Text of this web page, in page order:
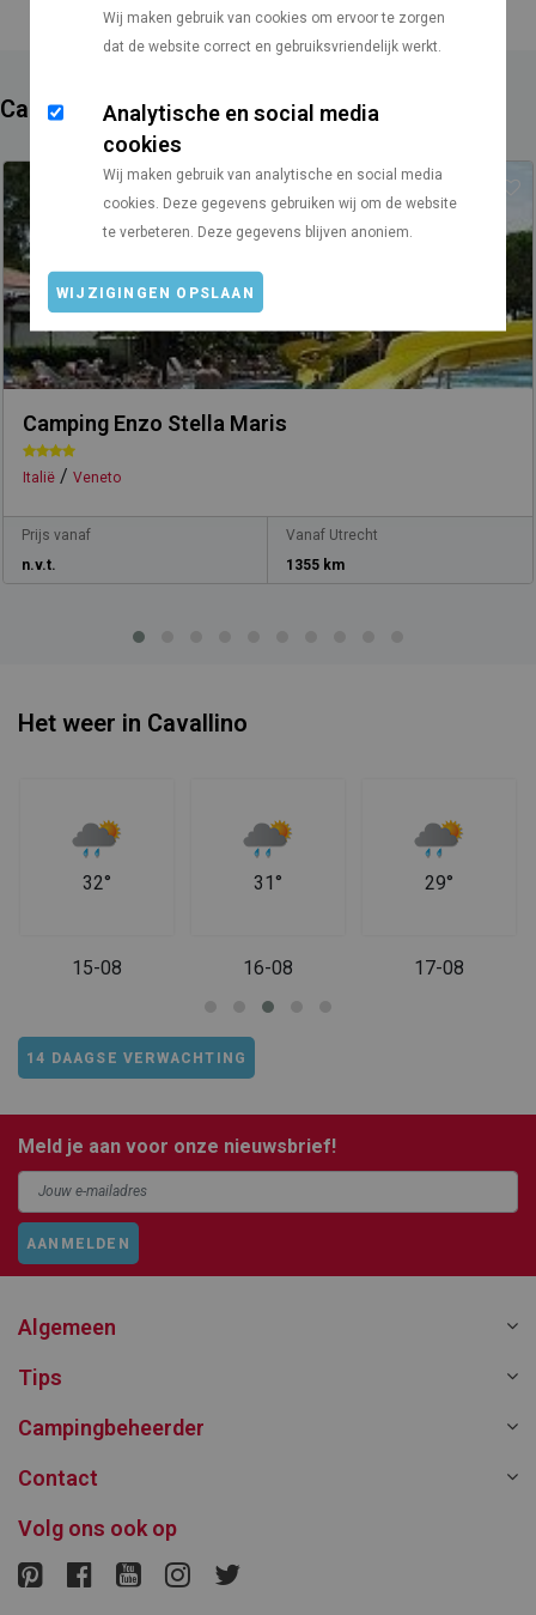
Wij maken gebruik van cookies om ervoor te zorgen
dat de website correct en gebruiksvriendelijk werkt.
Analytische en social media
cookies
Wij maken gebruik van analytische en social media
cookies. Deze gegevens gebruiken wij om de website
te verbeteren. Deze gegevens blijven anoniem.
WIJZIGINGEN OPSLAAN
Campings in de buurt
Camping Enzo Stella Maris
Italië / Veneto
Prijs vanaf
n.v.t.
Vanaf Utrecht
1355 km
Het weer in Cavallino
32°
15-08
31°
16-08
29°
17-08
14 DAAGSE VERWACHTING
Meld je aan voor onze nieuwsbrief!
AANMELDEN
Algemeen
Tips
Campingbeheerder
Contact
Volg ons ook op